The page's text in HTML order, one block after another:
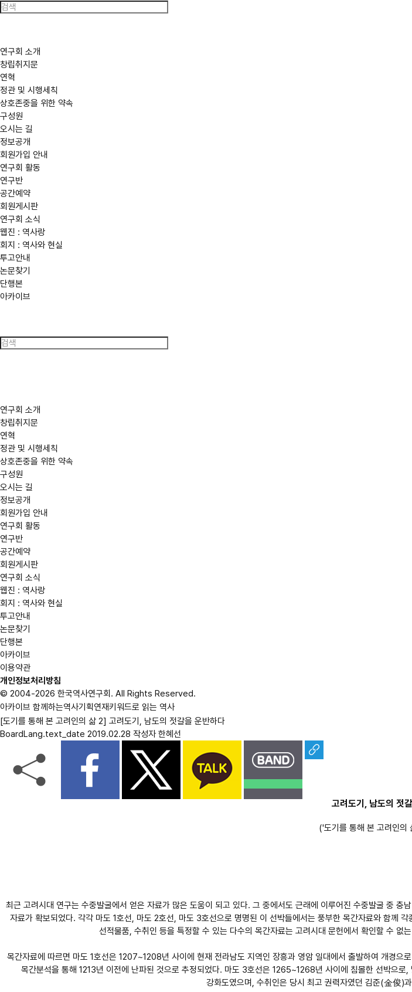
한
국
구
회
연구회 소개
창립취지문
연혁
정관 및 시행세칙
상호존중을 위한 약속
구성원
오시는 길
정보공개
회원가입 안내
연구회 활동
연구반
공간예약
회원게시판
연구회 소식
웹진 : 역사랑
회지 : 역사와 현실
투고안내
논문찾기
단행본
아카이브
연구회 소개
창립취지문
연혁
정관 및 시행세칙
상호존중을 위한 약속
구성원
오시는 길
정보공개
회원가입 안내
연구회 활동
연구반
공간예약
회원게시판
연구회 소식
웹진 : 역사랑
회지 : 역사와 현실
투고안내
논문찾기
단행본
아카이브
이용약관
개인정보처리방침
© 2004-2026 한국역사연구회. All Rights Reserved.
아카이브 함께하는역사기획연재키워드로 읽는 역사
[도기를 통해 본 고려인의 삶 2] 고려도기, 남도의 젓갈을 운반하다
BoardLang.text_date 2019.02.28 작성자한혜선
고려도기, 남도의 젓
('도기를 통해 본 고려인의
최근 고려시대 연구는 수중발굴에서 얻은 자료가 많은 도움이 되고 있다. 그 중에서도 근래에 이루어진 수중발굴 중
자료가 확보되었다. 각각 마도 1호선, 마도 2호선, 마도 3호선으로 명명된 이 선박들에서는 풍부한 목간자료와 함께
선적물품, 수취인 등을 특정할 수 있는 다수의 목간자료는 고려시대 문헌에서 확인할 수 없
목간자료에 따르면 마도 1호선은 1207~1208년 사이에 현재 전라남도 지역인 장흥과 영암 일대에서 출발하여 개경
목간분석을 통해 1213년 이전에 난파된 것으로 추정되었다. 마도 3호선은 1265~1268년 사이에 침몰한 선박으
강화도였으며, 수취인은 당시 최고 권력자였던 김준(金俊